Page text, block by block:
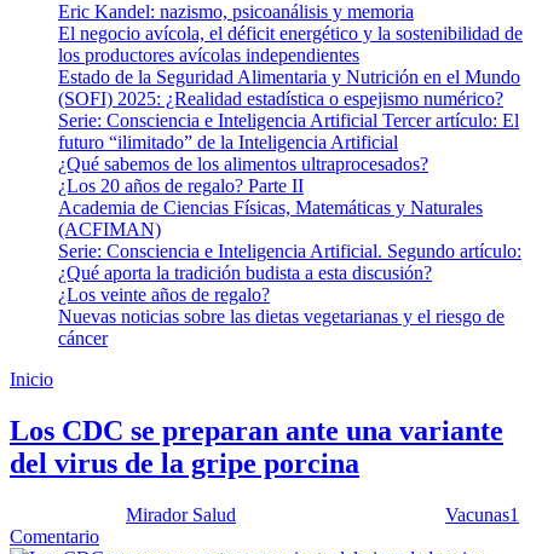
Eric Kandel: nazismo, psicoanálisis y memoria
El negocio avícola, el déficit energético y la sostenibilidad de
los productores avícolas independientes
Estado de la Seguridad Alimentaria y Nutrición en el Mundo
(SOFI) 2025: ¿Realidad estadística o espejismo numérico?
Serie: Consciencia e Inteligencia Artificial Tercer artículo: El
futuro “ilimitado” de la Inteligencia Artificial
¿Qué sabemos de los alimentos ultraprocesados?
¿Los 20 años de regalo? Parte II
Academia de Ciencias Físicas, Matemáticas y Naturales
(ACFIMAN)
Serie: Consciencia e Inteligencia Artificial. Segundo artículo:
¿Qué aporta la tradición budista a esta discusión?
¿Los veinte años de regalo?
Nuevas noticias sobre las dietas vegetarianas y el riesgo de
cáncer
Inicio
Los CDC se preparan ante una variante
del virus de la gripe porcina
Mirador Salud Vacunas1
Comentario